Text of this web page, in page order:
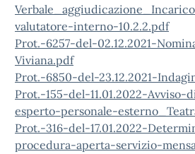
valutatore-interno-10.2.2.pdf
Prot.-6257-del-02.12.2021-
Viviana.pdf
Prot.-6850-del-23.12.2021-
Prot.-155-del-11.01.2022-
esperto-personale-
Prot.-316-del-17.01.2022-
procedura-aperta-servizio-